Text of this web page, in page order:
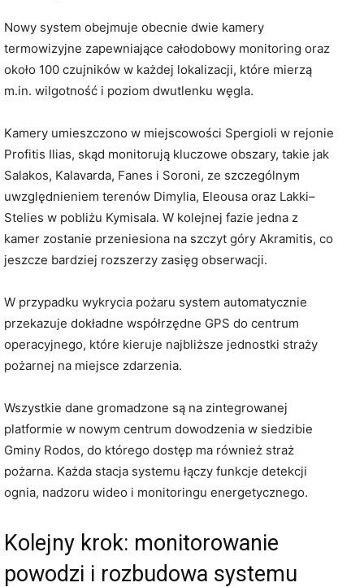
Nowy system obejmuje obecnie dwie kamery
termowizyjne zapewniające całodobowy monitoring oraz
około 100 czujników w każdej lokalizacji, które mierzą
m.in. wilgotność i poziom dwutlenku węgla.
Kamery umieszczono w miejscowości Spergioli w rejonie
Profitis Ilias, skąd monitorują kluczowe obszary, takie jak
Salakos, Kalavarda, Fanes i Soroni, ze szczególnym
uwzględnieniem terenów Dimylia, Eleousa oraz Lakki–
Stelies w pobliżu Kymisala. W kolejnej fazie jedna z
kamer zostanie przeniesiona na szczyt góry Akramitis, co
jeszcze bardziej rozszerzy zasięg obserwacji.
W przypadku wykrycia pożaru system automatycznie
przekazuje dokładne współrzędne GPS do centrum
operacyjnego, które kieruje najbliższe jednostki straży
pożarnej na miejsce zdarzenia.
Wszystkie dane gromadzone są na zintegrowanej
platformie w nowym centrum dowodzenia w siedzibie
Gminy Rodos, do którego dostęp ma również straż
pożarna. Każda stacja systemu łączy funkcje detekcji
ognia, nadzoru wideo i monitoringu energetycznego.
Kolejny krok: monitorowanie
powodzi i rozbudowa systemu